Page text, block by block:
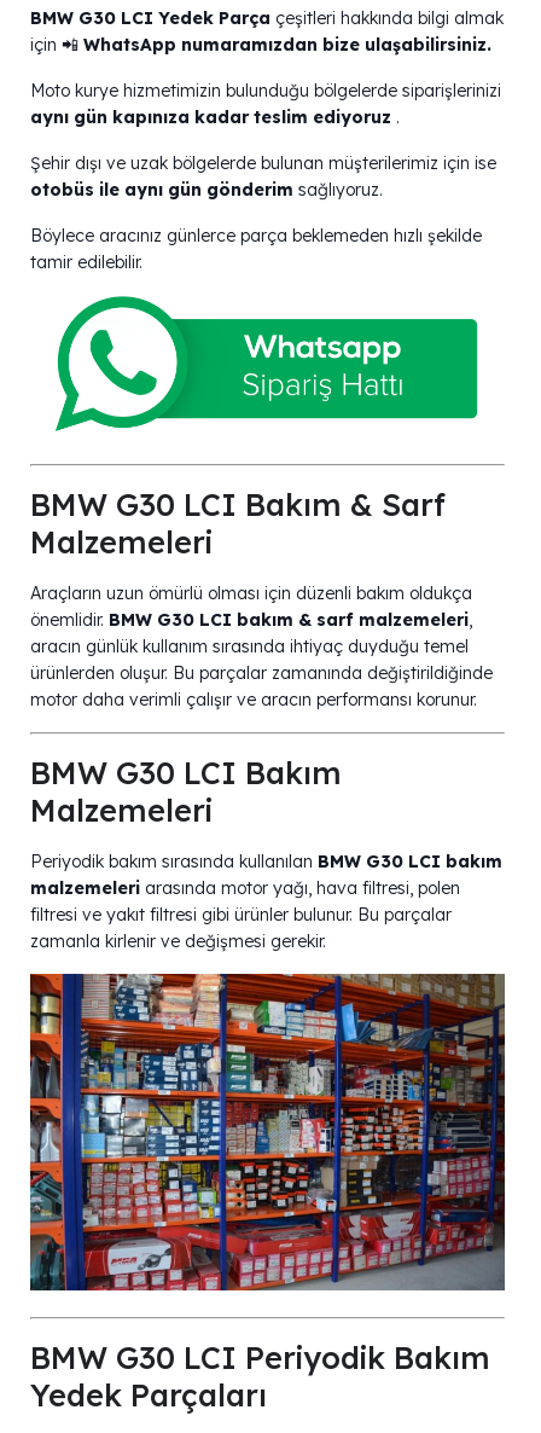
BMW G30 LCI Yedek Parça çeşitleri hakkında bilgi almak
için 📲 WhatsApp numaramızdan bize ulaşabilirsiniz.
Moto kurye hizmetimizin bulunduğu bölgelerde siparişlerinizi
aynı gün kapınıza kadar teslim ediyoruz .
Şehir dışı ve uzak bölgelerde bulunan müşterilerimiz için ise
otobüs ile aynı gün gönderim sağlıyoruz.
Böylece aracınız günlerce parça beklemeden hızlı şekilde
tamir edilebilir.
BMW G30 LCI Bakım & Sarf
Malzemeleri
Araçların uzun ömürlü olması için düzenli bakım oldukça
önemlidir. BMW G30 LCI bakım & sarf malzemeleri,
aracın günlük kullanım sırasında ihtiyaç duyduğu temel
ürünlerden oluşur. Bu parçalar zamanında değiştirildiğinde
motor daha verimli çalışır ve aracın performansı korunur.
BMW G30 LCI Bakım
Malzemeleri
Periyodik bakım sırasında kullanılan BMW G30 LCI bakım
malzemeleri arasında motor yağı, hava filtresi, polen
filtresi ve yakıt filtresi gibi ürünler bulunur. Bu parçalar
zamanla kirlenir ve değişmesi gerekir.
BMW G30 LCI Periyodik Bakım
Yedek Parçaları